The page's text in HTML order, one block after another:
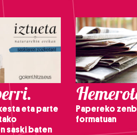
eta parte
saski baten
Papereko
formatuan